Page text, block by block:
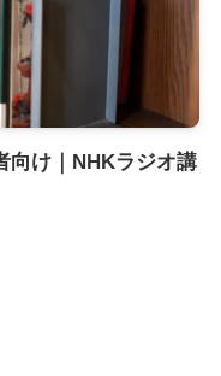
け｜NHKラジオ講